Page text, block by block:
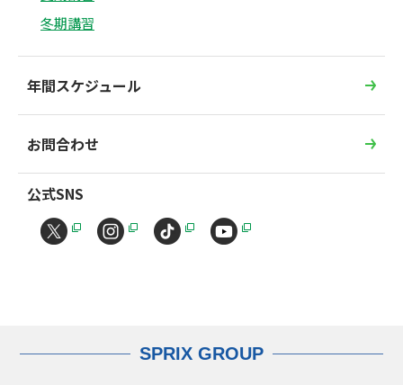
冬期講習
年間スケジュール
お問合わせ
公式SNS
SPRIX GROUP